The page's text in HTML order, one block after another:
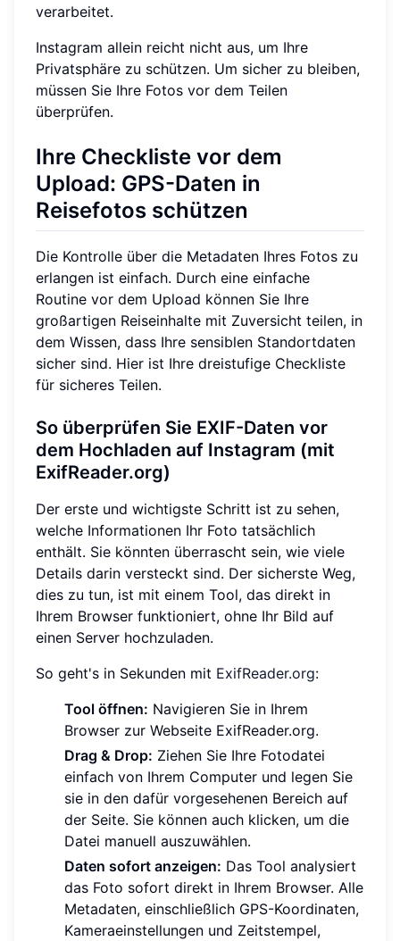
verarbeitet.
Instagram allein reicht nicht aus, um Ihre
Privatsphäre zu schützen. Um sicher zu bleiben,
müssen Sie Ihre Fotos vor dem Teilen
überprüfen.
Ihre Checkliste vor dem
Upload: GPS-Daten in
Reisefotos schützen
Die Kontrolle über die Metadaten Ihres Fotos zu
erlangen ist einfach. Durch eine einfache
Routine vor dem Upload können Sie Ihre
großartigen Reiseinhalte mit Zuversicht teilen, in
dem Wissen, dass Ihre sensiblen Standortdaten
sicher sind. Hier ist Ihre dreistufige Checkliste
für sicheres Teilen.
So überprüfen Sie EXIF-Daten vor
dem Hochladen auf Instagram (mit
ExifReader.org)
Der erste und wichtigste Schritt ist zu sehen,
welche Informationen Ihr Foto tatsächlich
enthält. Sie könnten überrascht sein, wie viele
Details darin versteckt sind. Der sicherste Weg,
dies zu tun, ist mit einem Tool, das direkt in
Ihrem Browser funktioniert, ohne Ihr Bild auf
einen Server hochzuladen.
So geht's in Sekunden mit ExifReader.org:
Tool öffnen: Navigieren Sie in Ihrem
Browser zur Webseite ExifReader.org.
Drag & Drop: Ziehen Sie Ihre Fotodatei
einfach von Ihrem Computer und legen Sie
sie in den dafür vorgesehenen Bereich auf
der Seite. Sie können auch klicken, um die
Datei manuell auszuwählen.
Daten sofort anzeigen: Das Tool analysiert
das Foto sofort direkt in Ihrem Browser. Alle
Metadaten, einschließlich GPS-Koordinaten,
Kameraeinstellungen und Zeitstempel,